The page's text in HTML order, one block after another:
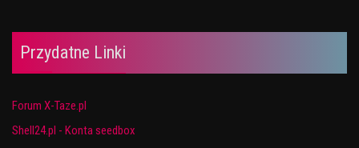
Przydatne Linki
Forum X-Taze.pl
Shell24.pl - Konta seedbox